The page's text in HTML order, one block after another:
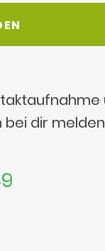
bei dir